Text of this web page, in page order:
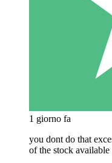
1 giorno fa
you dont do that
of the stock